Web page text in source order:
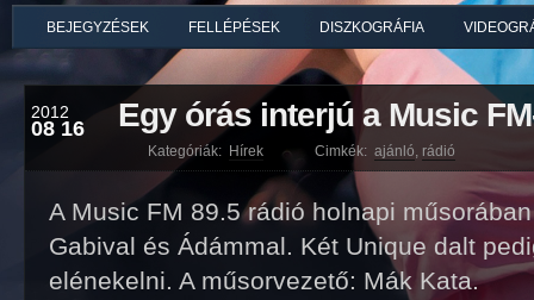
BEJEGYZÉSEK FELLÉPÉSEK DISZKOGRÁFIA
2012
08 16 Egy órás interjú a Music
Kategóriák: Hírek Cimkék: ajánló, rádió
A Music FM 89.5 rádió holnapi
Gabival és Ádámmal. Két Unique dalt
elénekelni. A műsorvezető: Mák Kata.